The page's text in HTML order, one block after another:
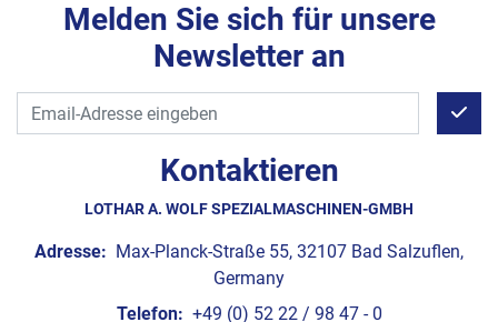
Kontaktieren
LOTHAR A. WOLF SPEZIALMASCHINEN-GMBH
Adresse: Max-Planck-Straße 55, 32107 Bad Salzuflen,
Germany
Telefon: +49 (0) 52 22 / 98 47 - 0
Melden Sie sich für unsere
Newsletter an